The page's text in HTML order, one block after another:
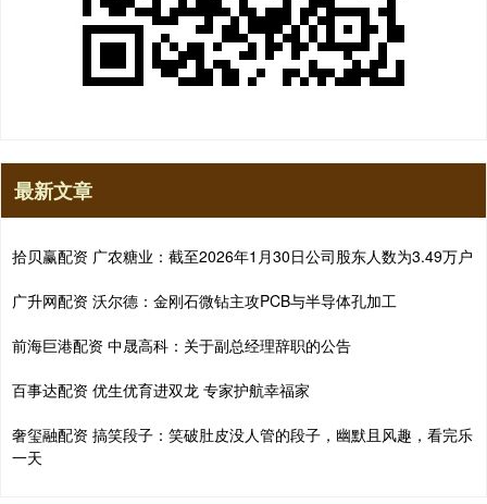
最新文章
拾贝赢配资 广农糖业：截至2026年1月30日公司股东人数为3.49万户
广升网配资 沃尔德：金刚石微钻主攻PCB与半导体孔加工
前海巨港配资 中晟高科：关于副总经理辞职的公告
百事达配资 优生优育进双龙 专家护航幸福家
奢玺融配资 搞笑段子：笑破肚皮没人管的段子，幽默且风趣，看完乐
一天